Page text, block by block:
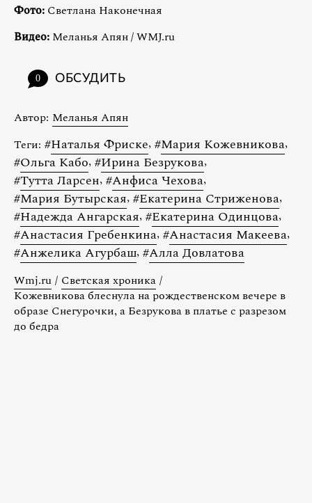
Фото: Светлана Наконечная
Видео: Меланья Апян / WMJ.ru
0 ОБСУДИТЬ
Автор: Меланья Апян
Теги: #Наталья Фриске, #Мария Кожевникова,
#Ольга Кабо, #Ирина Безрукова,
#Тутта Ларсен, #Анфиса Чехова,
#Мария Бутырская, #Екатерина Стриженова,
#Надежда Ангарская, #Екатерина Одинцова,
#Анастасия Гребенкина, #Анастасия Макеева,
#Анжелика Агурбаш, #Алла Довлатова
Wmj.ru / Светская хроника /
Кожевникова блеснула на рождественском вечере в
образе Снегурочки, а Безрукова в платье с разрезом
до бедра